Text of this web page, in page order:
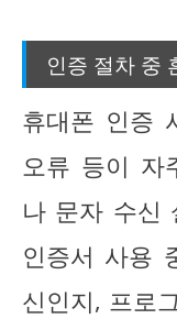
인증 절차 중
휴대폰 인증
오류 등이 자
나 문자 수신
인증서 사용
신인지, 프로